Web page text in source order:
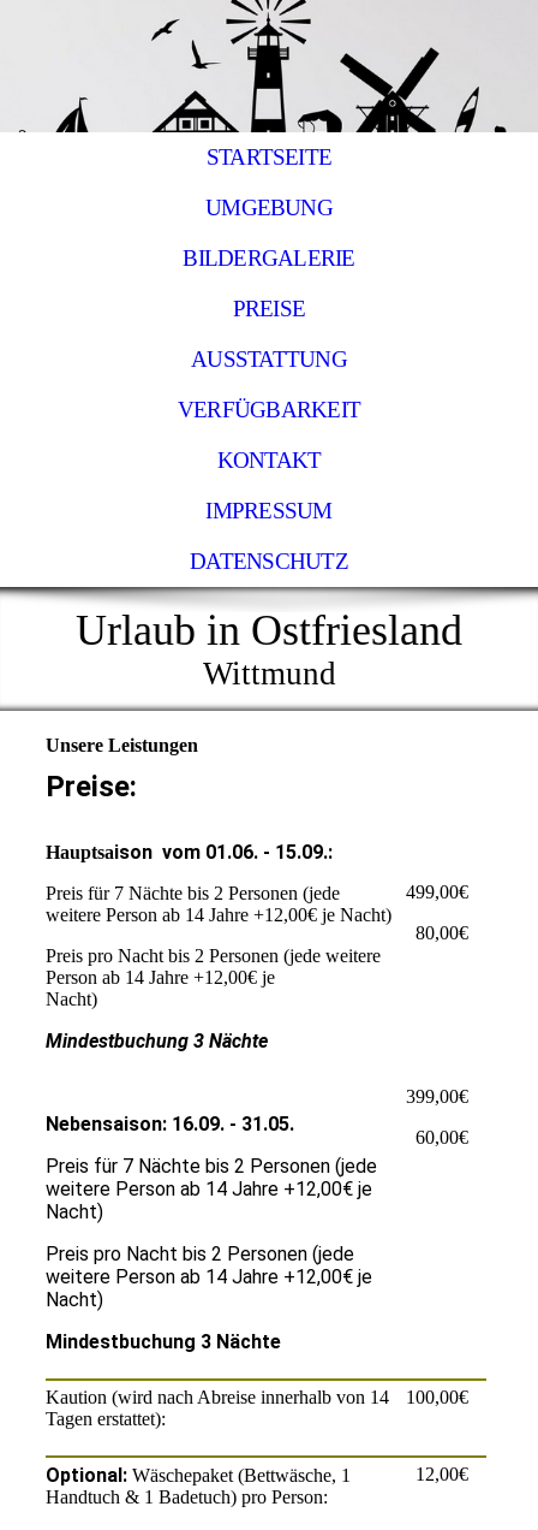
STARTSEITE
UMGEBUNG
BILDERGALERIE
PREISE
AUSSTATTUNG
VERFÜGBARKEIT
KONTAKT
IMPRESSUM
DATENSCHUTZ
Urlaub in Ostfriesland
Wittmund
Unsere Leistungen
Preise:
Hauptsaison vom 01.06. - 15.09.:
Preis für 7 Nächte bis 2 Personen (jede
weitere Person ab 14 Jahre +12,00€ je Nacht)
Preis pro Nacht bis 2 Personen (jede weitere
Person ab 14 Jahre +12,00€ je
Nacht)
Mindestbuchung 3 Nächte
Nebensaison: 16.09. - 31.05.
Preis für 7 Nächte bis 2 Personen (jede
weitere Person ab 14 Jahre +12,00€ je
Nacht)
Preis pro Nacht bis 2 Personen (jede
weitere Person ab 14 Jahre +12,00€ je
Nacht)
Mindestbuchung 3 Nächte
499,00€
80,00€
399,00€
60,00€
Kaution (wird nach Abreise innerhalb von 14
Tagen erstattet):
100,00€
Optional:Wäschepaket (Bettwäsche, 1
Handtuch & 1 Badetuch) pro Person:
12,00€